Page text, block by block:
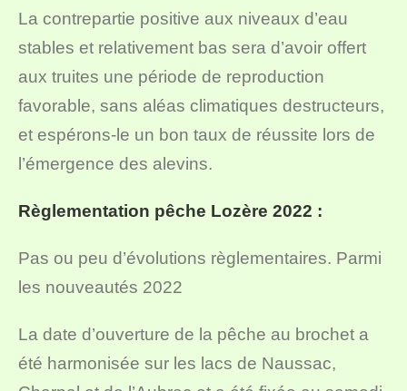
La contrepartie positive aux niveaux d’eau
stables et relativement bas sera d’avoir offert
aux truites une période de reproduction
favorable, sans aléas climatiques destructeurs,
et espérons-le un bon taux de réussite lors de
l’émergence des alevins.
Règlementation pêche Lozère 2022 :
Pas ou peu d’évolutions règlementaires. Parmi
les nouveautés 2022
La date d’ouverture de la pêche au brochet a
été harmonisée sur les lacs de Naussac,